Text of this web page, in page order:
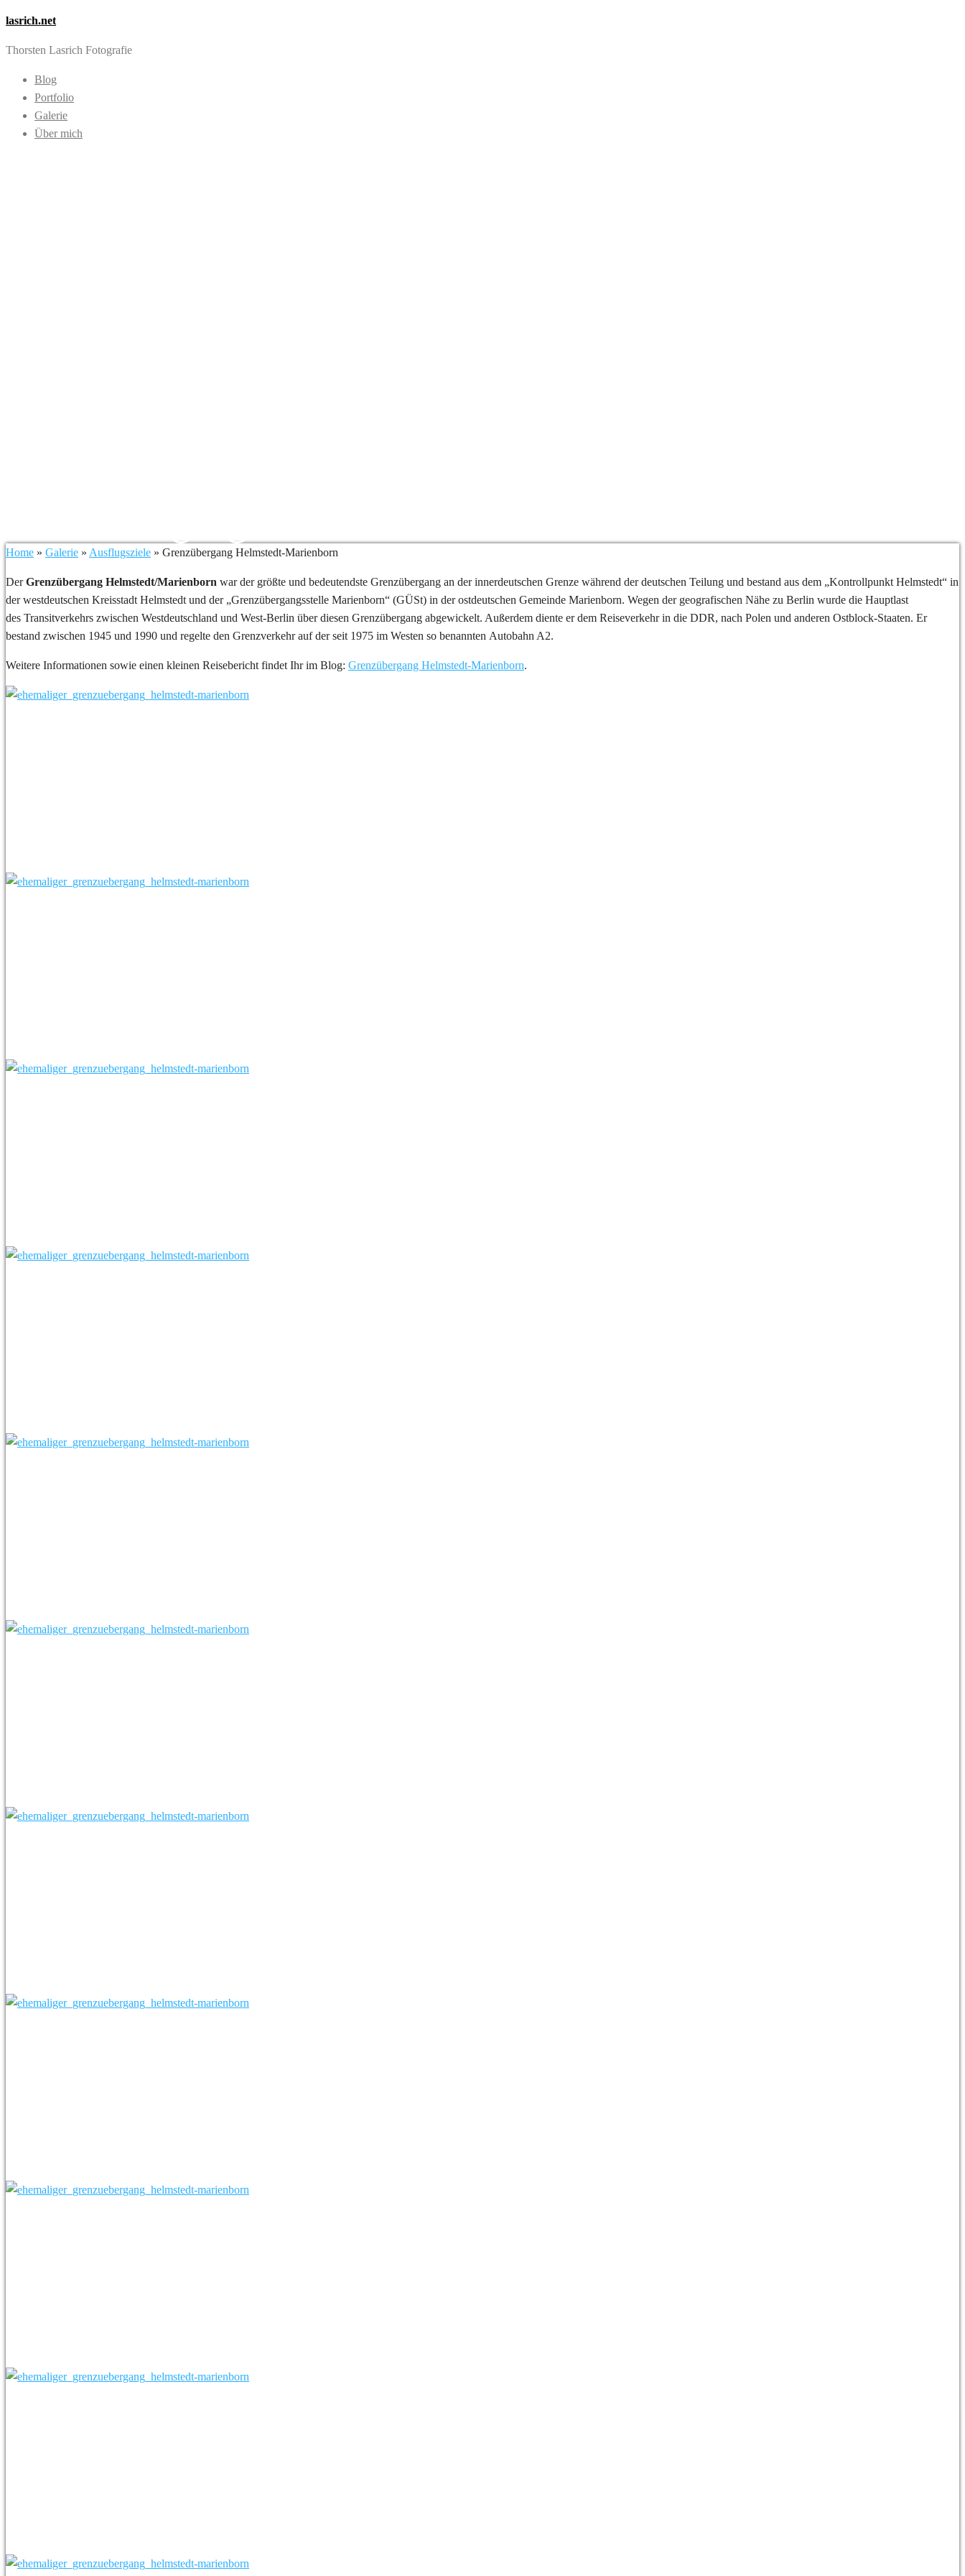
lasrich.net
Thorsten Lasrich Fotografie
Blog
Portfolio
Galerie
Über mich
Home » Galerie » Ausflugsziele » Grenzübergang Helmstedt-Marienborn
DerGrenzübergang Helmstedt/Marienborn war der größte und bedeutendste Grenzübergang an der innerdeutschen Grenze während der deutschen Teilung und bestand aus dem „Kontrollpunkt Helmstedt“ in
der westdeutschen Kreisstadt Helmstedt und der „Grenzübergangsstelle Marienborn“ (GÜSt) in der ostdeutschen Gemeinde Marienborn. Wegen der geografischen Nähe zu Berlin wurde die Hauptlast
des Transitverkehrs zwischen Westdeutschland und West-Berlin über diesen Grenzübergang abgewickelt. Außerdem diente er dem Reiseverkehr in die DDR, nach Polen und anderen Ostblock-Staaten. Er
bestand zwischen 1945 und 1990 und regelte den Grenzverkehr auf der seit 1975 im Westen so benannten Autobahn A2.
Weitere Informationen sowie einen kleinen Reisebericht findet Ihr im Blog: Grenzübergang Helmstedt-Marienborn.